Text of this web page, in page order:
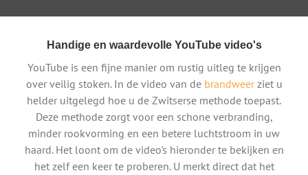
Handige en waardevolle YouTube video's
YouTube is een fijne manier om rustig uitleg te krijgen
over veilig stoken. In de video van de brandweerziet u
helder uitgelegd hoe u de Zwitserse methode toepast.
Deze methode zorgt voor een schone verbranding,
minder rookvorming en een betere luchtstroom in uw
haard. Het loont om de video's hieronder te bekijken en
het zelf een keer te proberen. U merkt direct dat het